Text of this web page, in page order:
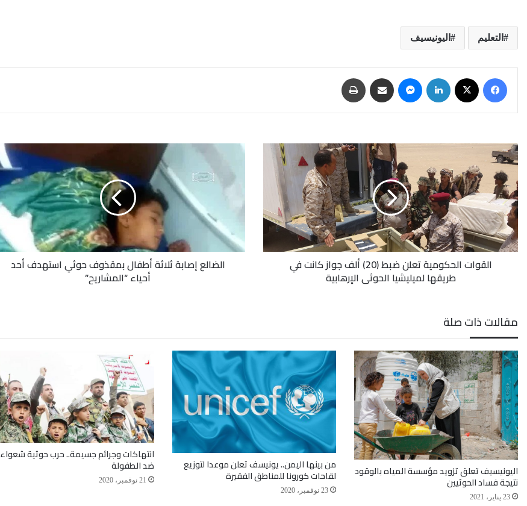
التعليم اليونيسيف
فيسبوك لينكدإن ماسنجر مشاركة عبر البريد
القوات
الحكومية
تعلن
ضبط
(20)
ألف
جواز
كانت
في
القوات الحكومية تعلن ضبط (20) ألف جواز كانت في
طريقها لميليشيا الحوثي الإرهابية
أطفال
استهدف
أحد
أحياء
“المشاريح”الضالع إصابة ثلاثة أطفال بمقذوف حوثي استهدف أحد
أحياء “المشاريح”
مقالات ذات صلة
اليونيسيف تعلق تزويد مؤسسة المياه بالوقود
نتيجة فساد الحوثيين
23 يناير، 2021
من بينها اليمن.. يونيسف تعلن موعدا لتوزيع
لقاحات كورونا للمناطق الفقيرة
23 نوفمبر، 2020
انتهاكات وجرائم جسيمة.. حرب حوثية شعواء
ضد الطفولة
21 نوفمبر، 2020